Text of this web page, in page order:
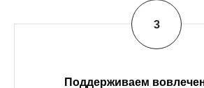
Поддерживаем